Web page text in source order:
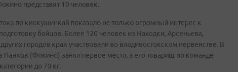
представят 10 человек.
по киокушинкай показало не только огромный интерес к
бойцов. Более 120 человек из Находки, Арсеньева,
городов края участвовали во владивостокском первенстве. В
Панков (Фокино) занял первое место, а его товарищ по команде
до 70 кг.